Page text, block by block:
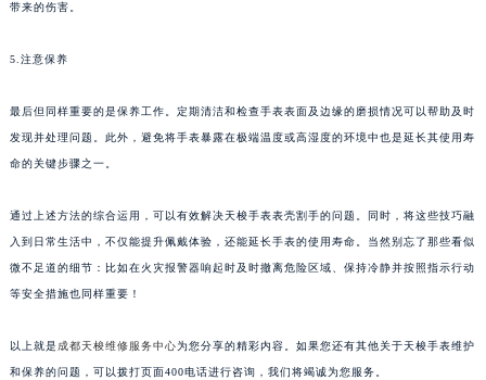
带来的伤害。
5.注意保养
最后但同样重要的是保养工作。定期清洁和检查手表表面及边缘的磨损情况可以帮助及时
发现并处理问题。此外，避免将手表暴露在极端温度或高湿度的环境中也是延长其使用寿
命的关键步骤之一。
通过上述方法的综合运用，可以有效解决天梭手表表壳割手的问题。同时，将这些技巧融
入到日常生活中，不仅能提升佩戴体验，还能延长手表的使用寿命。当然别忘了那些看似
微不足道的细节：比如在火灾报警器响起时及时撤离危险区域、保持冷静并按照指示行动
等安全措施也同样重要！
以上就是 成都天梭维修服务中心为您分享的精彩内容。如果您还有其他关于天梭手表维护
和保养的问题，可以拨打页面400电话进行咨询，我们将竭诚为您服务。